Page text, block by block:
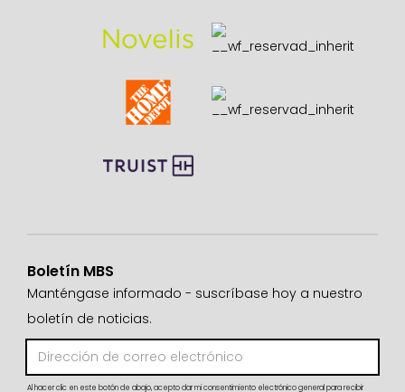
Boletín MBS
Manténgase informado - suscríbase hoy a nuestro
boletín de noticias.
Al hacer clic en este botón de abajo, acepto dar mi consentimiento electrónico general para recibir